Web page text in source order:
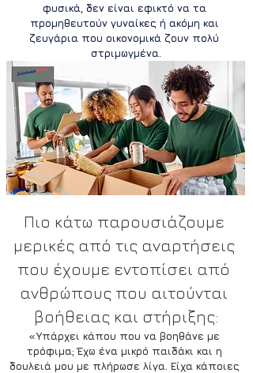
φυσικά, δεν είναι εφικτό να τα
προμηθευτούν γυναίκες ή ακόμη και
ζευγάρια που οικονομικά ζουν πολύ
στριμωγμένα.
Πιο κάτω παρουσιάζουμε
μερικές από τις αναρτήσεις
που έχουμε εντοπίσει από
ανθρώπους που αιτούνται
βοήθειας και στήριξης:
«Υπάρχει κάπου που να βοηθάνε με
τρόφιμα; Έχω ένα μικρό παιδάκι και η
δουλειά μου με πλήρωσε λίγα. Είχα κάποιες